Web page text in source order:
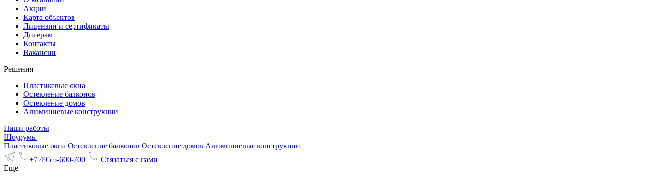
Акции
Карта объектов
Лицензии и сертификаты
Дилерам
Контакты
Вакансии
Решения
Пластиковые окна
Остекление балконов
Остекление домов
Алюминиевые конструкции
Наши работы
Шоурумы
Пластиковые окна Остекление балконов Остекление домов Алюминиевые конструкции
+7 495 6-600-700
Связаться с нами
Еще